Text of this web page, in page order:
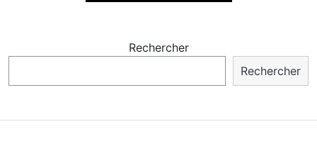
Rechercher
Rechercher